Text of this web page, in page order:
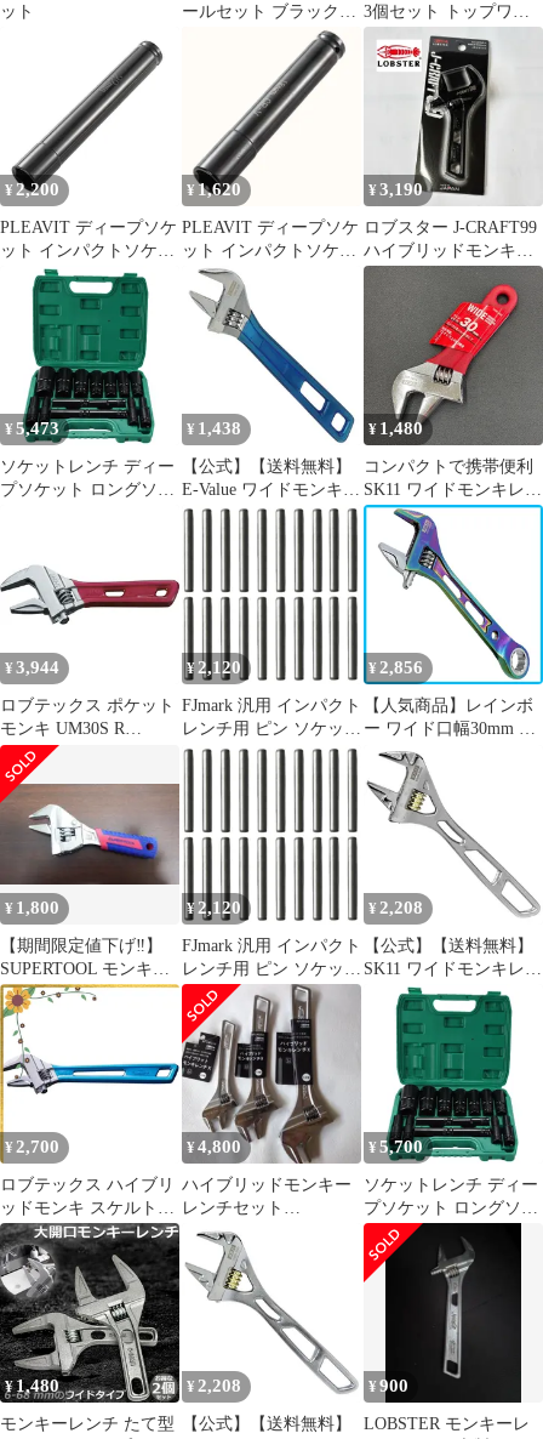
ット
ールセット ブラック
3個セット トップワイ
ド 大の調整範囲 6-
68mm 高品質 アルミニ
ウム合金 薄型 ハンドル
大開口 DIY 工具
¥ 2,200
PLEAVIT ディープソケ
ット インパクトソケッ
ト 差込角 1/2 12.7mm
ロングソケット 全長
200mm 22mm [22mm]
¥ 1,620
PLEAVIT ディープソケ
ット インパクトソケッ
ト 差込角 1/2 12.7mm
ロングソケット 全長
200mm (18mm) [18mm]
¥3,190
ロブスター J-CRAFT99
ハイブリッドモンキレ
ンチ ショート
JBUM30S エビ
¥ 5,473
ソケットレンチ ディー
プソケット ロングソケ
工具 DIY ロング ソケッ
ト 自動車 整備 差込角
12.7mm 1/2インチ
¥ 1,438
【公式】【送料無料】
E-Value ワイドモンキレ
ンチ EWM-30B【メー
¥ 1,480
コンパクトで携帯便利
SK11 ワイドモンキレン
チ 30mm ショート モン
キーレンチ 開口ワイド
¥ 3,944
ロブテックス ポケット
モンキ UM30S R
UM30S R 1
¥ 2,120
FJmark 汎用 インパクト
レンチ用 ピン ソケット
固定用 20mm 20本セッ
ト [ソケットサイズ 8～
20mm用（差込角9.5mm
¥ 2,856
【人気商品】レインボ
ー ワイド口幅30mm ギ
アワイドモンキレンチ
SPIDER SPD-30GMP
SK11エスケー11
¥ 1,800
【期間限定値下げ‼️】
SUPERTOOL モンキー
レンチ MWR-30S
¥ 2,120
FJmark 汎用 インパクト
レンチ用 ピン ソケット
固定用 20mm 20本セッ
ト [ソケットサイズ 8～
20mm用（差込角9.5mm
[3/8”]）20本]
¥ 2,208
【公式】【送料無料】
SK11 ワイドモンキレン
チ 金の回し SWM-
30N【メーカー直送
¥ 2,700
ロブテックス ハイブリ
ッドモンキ スケルトン
UM30 B UM30 B ブルー
1
¥4,800
ハイブリッドモンキー
レンチセット
24/30/36mm
¥ 5,700
ソケットレンチ ディー
プソケット ロングソケ
ット レンチ ソケット
インパクト 15本 セット
収納ケース付き 六角軸
工具 DIY ロング ソケッ
ト 自動車 整備 差込角
12.7mm 1/2インチ
¥1,480
モンキーレンチ たて型
¥ 2,208
【公式】【送料無料】
¥900
LOBSTER モンキーレ